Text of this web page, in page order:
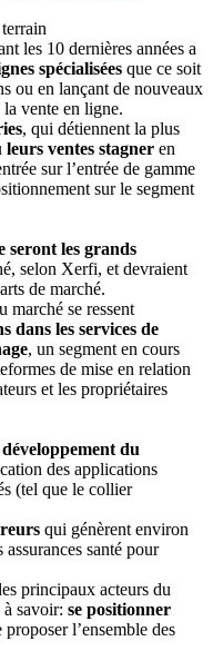
les 10 dernières années a
spécialisées que ce soit
ou en lançant de nouveaux
la vente en ligne.
, qui détiennent la plus
leurs ventes stagner en
sur l’entrée de gamme
sur le segment
seront les grands
selon Xerfi, et devraient
de marché.
marché se ressent
dans les services de
, un segment en cours
de mise en relation
et les propriétaires
développement du
des applications
(tel que le collier
qui génèrent environ
assurances santé pour
principaux acteurs du
savoir: se positionner
proposer l’ensemble des